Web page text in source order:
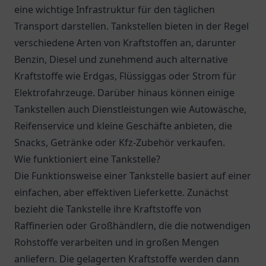
eine wichtige Infrastruktur für den täglichen
Transport darstellen. Tankstellen bieten in der Regel
verschiedene Arten von Kraftstoffen an, darunter
Benzin, Diesel und zunehmend auch alternative
Kraftstoffe wie Erdgas, Flüssiggas oder Strom für
Elektrofahrzeuge. Darüber hinaus können einige
Tankstellen auch Dienstleistungen wie Autowäsche,
Reifenservice und kleine Geschäfte anbieten, die
Snacks, Getränke oder Kfz-Zubehör verkaufen.
Wie funktioniert eine Tankstelle?
Die Funktionsweise einer Tankstelle basiert auf einer
einfachen, aber effektiven Lieferkette. Zunächst
bezieht die Tankstelle ihre Kraftstoffe von
Raffinerien oder Großhändlern, die die notwendigen
Rohstoffe verarbeiten und in großen Mengen
anliefern. Die gelagerten Kraftstoffe werden dann